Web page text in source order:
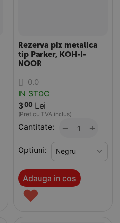
Rezerva pix metalica
tip Parker, KOH-I-
NOOR
0.0
IN STOC
300 Lei
(Pret cu TVA inclus)
Cantitate: +
−
Optiuni:
Adauga in cos
♥